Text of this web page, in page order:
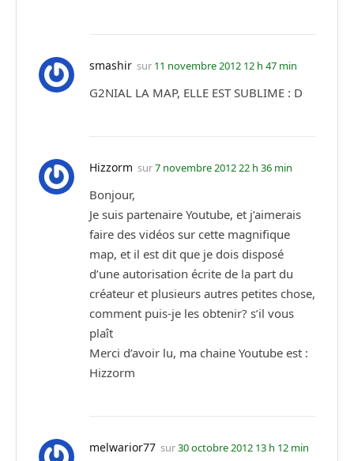
smashir sur 11 novembre 2012 12 h 47 min
G2NIAL LA MAP, ELLE EST SUBLIME : D
Hizzorm sur7 novembre 2012 22 h 36 min
Bonjour,
Je suis partenaire Youtube, et j’aimerais
faire des vidéos sur cette magnifique
map, et il est dit que je dois disposé
d’une autorisation écrite de la part du
créateur et plusieurs autres petites chose,
comment puis-je les obtenir? s’il vous
plaît
Merci d’avoir lu, ma chaine Youtube est :
Hizzorm
melwarior77 sur30 octobre 2012 13 h 12 min